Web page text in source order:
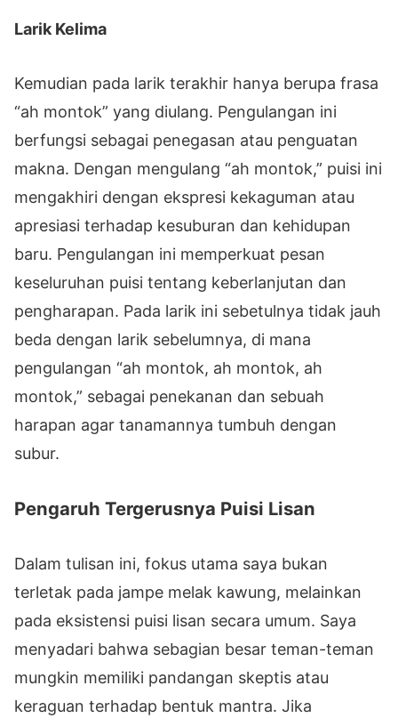
Larik Kelima
Kemudian pada larik terakhir hanya berupa frasa
“ah montok” yang diulang. Pengulangan ini
berfungsi sebagai penegasan atau penguatan
makna. Dengan mengulang “ah montok,” puisi ini
mengakhiri dengan ekspresi kekaguman atau
apresiasi terhadap kesuburan dan kehidupan
baru. Pengulangan ini memperkuat pesan
keseluruhan puisi tentang keberlanjutan dan
pengharapan. Pada larik ini sebetulnya tidak jauh
beda dengan larik sebelumnya, di mana
pengulangan “ah montok, ah montok, ah
montok,” sebagai penekanan dan sebuah
harapan agar tanamannya tumbuh dengan
subur.
Pengaruh Tergerusnya Puisi Lisan
Dalam tulisan ini, fokus utama saya bukan
terletak pada jampe melak kawung, melainkan
pada eksistensi puisi lisan secara umum. Saya
menyadari bahwa sebagian besar teman-teman
mungkin memiliki pandangan skeptis atau
keraguan terhadap bentuk mantra. Jika